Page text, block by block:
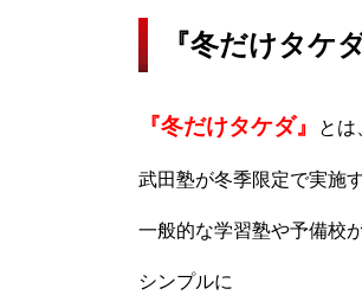
『冬だけタケ
『冬だけタケダ』 とは
武田塾が冬季限定で実施
一般的な学習塾や予備校
シンプルに